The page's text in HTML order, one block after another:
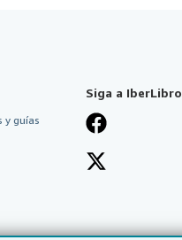
y guías
Siga a IberLibro